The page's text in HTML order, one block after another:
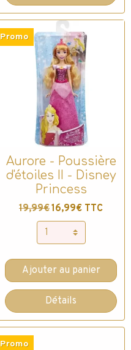
Promo
Aurore - Poussière
d'étoiles II - Disney
Princess
19,99€16,99€ TTC
Ajouter au panier
Détails
Promo